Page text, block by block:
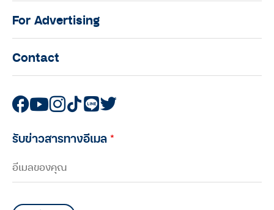
For Advertising
Contact
รับข่าวสารทางอีเมล*